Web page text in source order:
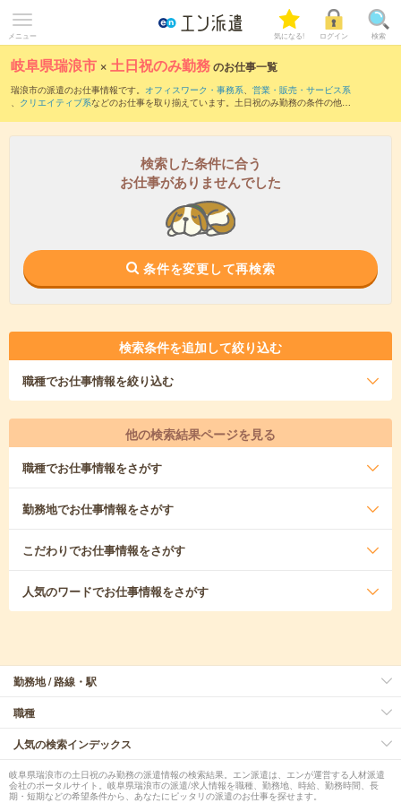
メニュー 気になる! ログイン 検索
岐阜県瑞浪市 ×土日祝のみ勤務のお仕事一覧
瑞浪市の派遣のお仕事情報です。 オフィスワーク・事務系、 営業・販売・サービス系
、 クリエイティブ系などのお仕事を取り揃えています。土日祝のみ勤務の条件の他
検索した条件に合う
お仕事がありませんでした
条件を変更して再検索
検索条件を追加して絞り込む
職種でお仕事情報を絞り込む
他の検索結果ページを見る
職種でお仕事情報をさがす
勤務地でお仕事情報をさがす
こだわりでお仕事情報をさがす
人気のワードでお仕事情報をさがす
勤務地 / 路線・駅
職種
人気の検索インデックス
岐阜県瑞浪市の土日祝のみ勤務の派遣情報の検索結果。エン派遣は、エンが運営する人材派遣
会社のポータルサイト。岐阜県瑞浪市の派遣/求人情報を職種、勤務地、時給、勤務時間、長
期・短期などの希望条件から、あなたにピッタリの派遣のお仕事を探せます。